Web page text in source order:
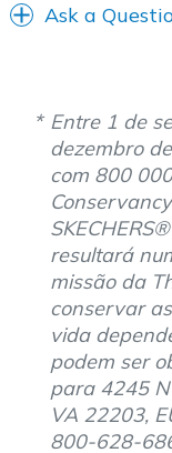
Ask a
Entre 1 de
dezembro
com 800
resultará
missão da
conservar
vida
podem ser
para 4245
VA 22203,
800-628-